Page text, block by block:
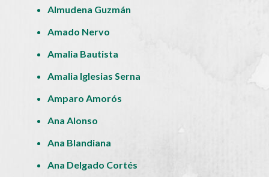
Almudena Guzmán
Amado Nervo
Amalia Bautista
Amalia Iglesias Serna
Amparo Amorós
Ana Alonso
Ana Blandiana
Ana Delgado Cortés